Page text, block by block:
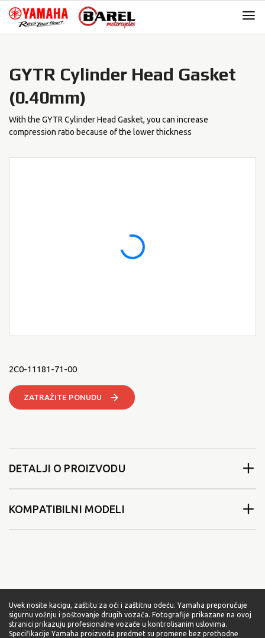
Skip
navigation
Skip
content
GYTR Cylinder Head Gasket
(0.40mm)
With the GYTR Cylinder Head Gasket, you can increase
compression ratio because of the lower thickness
2C0-11181-71-00
ZATRAŽITE PONUDU
DETALJI O PROIZVODU
KOMPATIBILNI MODELI
Uvek nosite kacigu, zaštitu za oči i zaštitnu odeću. Yamaha preporučuje
sigurnu vožnju i poštovanje drugih vozača. Fotografije prikazane na ovoj
stranici prikazuju profesionalne vozače u kontrolisanim uslovima.
Specifikacije Yamaha proizvoda predmet su promene bez prethodne